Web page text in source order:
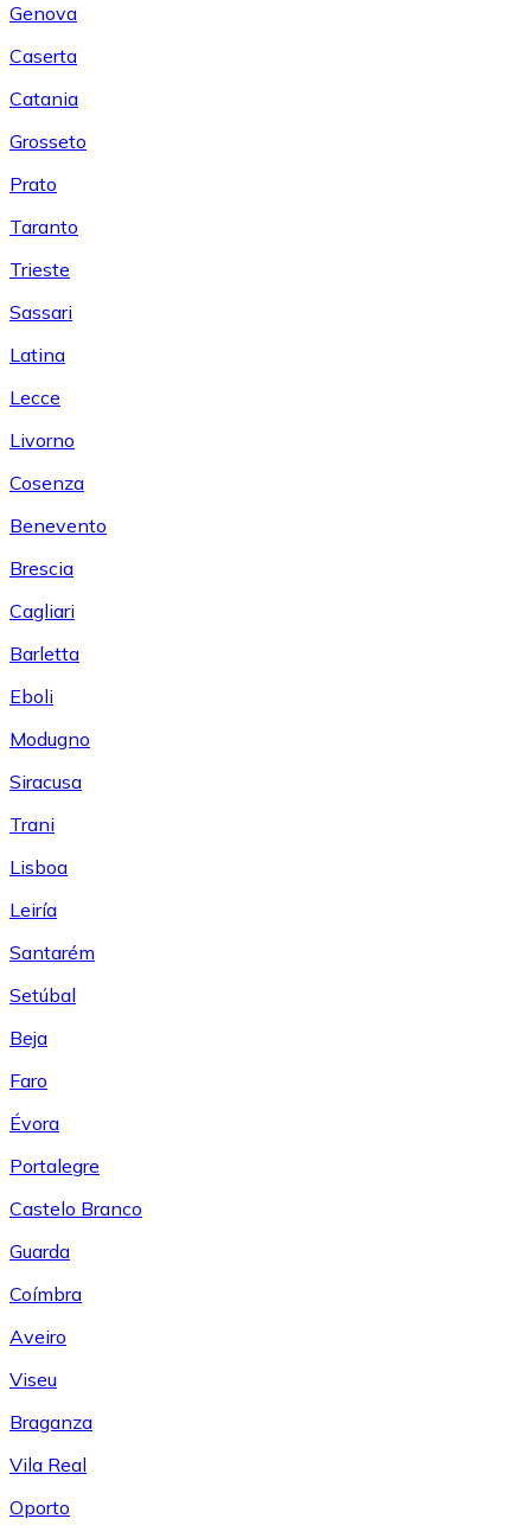
Genova
Caserta
Catania
Grosseto
Prato
Taranto
Trieste
Sassari
Latina
Lecce
Livorno
Cosenza
Benevento
Brescia
Cagliari
Barletta
Eboli
Modugno
Siracusa
Trani
Lisboa
Leiría
Santarém
Setúbal
Beja
Faro
Évora
Portalegre
Castelo Branco
Guarda
Coímbra
Aveiro
Viseu
Braganza
Vila Real
Oporto